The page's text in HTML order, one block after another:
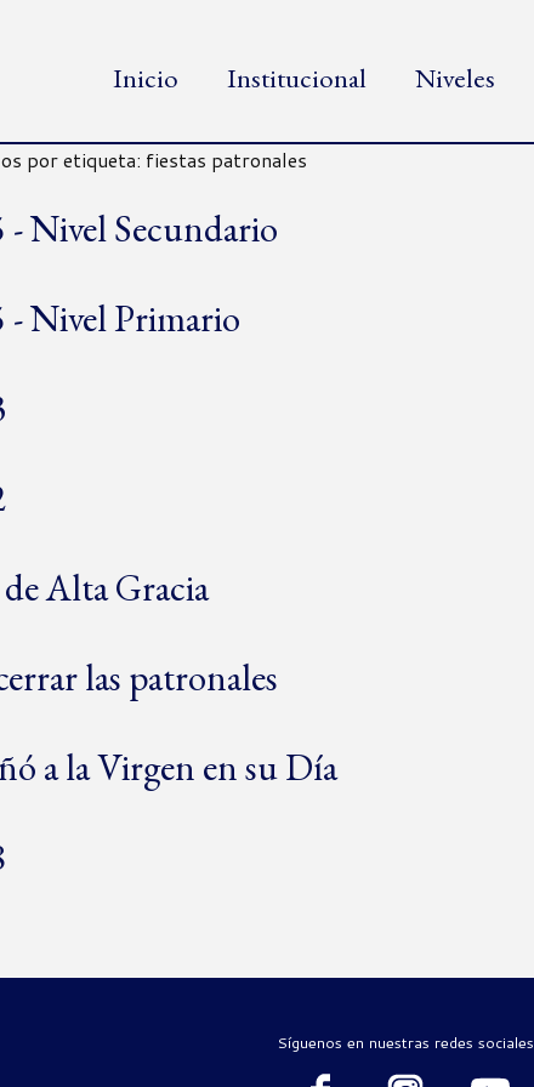
Inicio Institucional Niveles
por etiqueta: fiestas patronales
- Nivel Secundario
- Nivel Primario
Alta Gracia
las patronales
a la Virgen en su Día
Síguenos en nuestras redes sociales